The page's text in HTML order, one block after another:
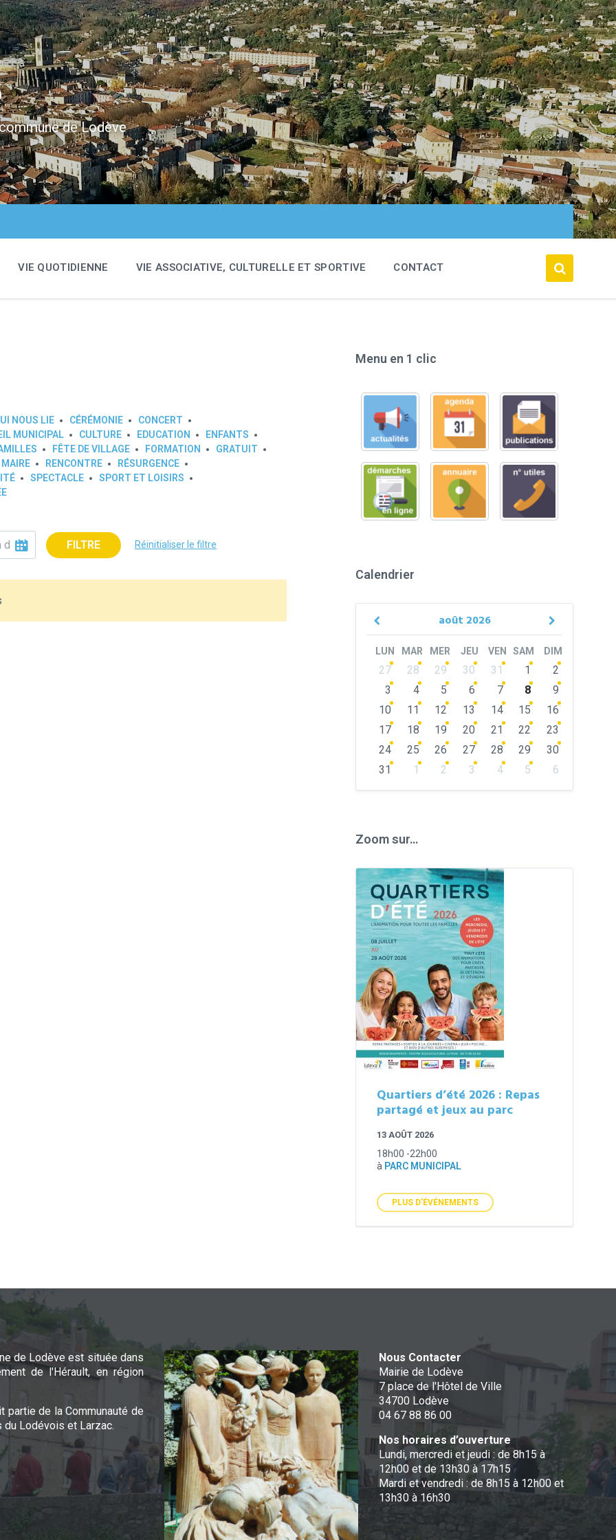
de Lodève
VIE QUOTIDIENNE VIE ASSOCIATIVE, CULTURELLE ET SPORTIVE CONTACT
NOUS LIE CÉRÉMONIE
CONCERT
MUNICIPAL CULTURE EDUCATION
ENFANTS
FÊTE DE VILLAGE FORMATION
GRATUIT
MAIRE RENCONTRE
RÉSURGENCE
SPECTACLE
SPORT ET LOISIRS
FILTRE Réinitialiser le filtre
Menu en 1 clic
Calendrier
août 2026
Previous
Next
LUN MAR MER JEU VEN SAM DIM
Skip
calendar
days
27 28 29 30 31 1
2
3
4 5 6 7 8
9
10
11 12 13 14 15
16
17
18 19 20 21 22
23
24
25 26 27 28 29
30
31
1 2 3 4 5
6
Zoom sur…
Quartiers d’été 2026 : Repas
partagé et jeux au parc
13 AOÛT 2026
18h00 -22h00
à PARC MUNICIPAL
PLUS D'ÉVÉNEMENTS
de Lodève est située dans
de l'Hérault, en région
partie de la Communauté de
du Lodévois et Larzac.
Nous Contacter
Mairie de Lodève
7 place de l'Hôtel de Ville
34700 Lodève
04 67 88 86 00
Nos horaires d’ouverture
Lundi, mercredi et jeudi : de 8h15 à
12h00 et de 13h30 à 17h15
Mardi et vendredi : de 8h15 à 12h00 et
13h30 à 16h30